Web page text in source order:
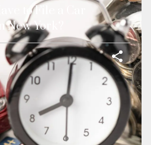
to File a Car
York?